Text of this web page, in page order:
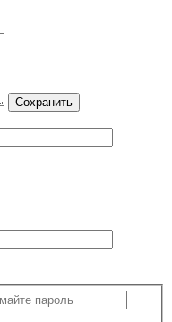
Сохранить